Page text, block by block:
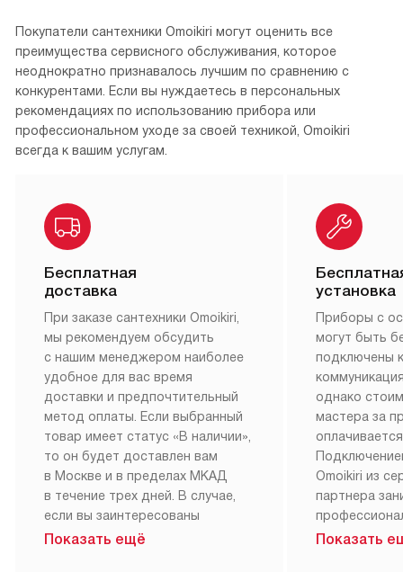
Покупатели сантехники Omoikiri могут оценить все
преимущества сервисного обслуживания, которое
неоднократно признавалось лучшим по сравнению с
конкурентами. Если вы нуждаетесь в персональных
рекомендациях по использованию прибора или
профессиональном уходе за своей техникой, Omoikiri
всегда к вашим услугам.
Бесплатная
доставка
При заказе сантехники Omoikiri,
мы рекомендуем обсудить
с нашим менеджером наиболее
удобное для вас время
доставки и предпочтительный
метод оплаты. Если выбранный
товар имеет статус «В наличии»,
то он будет доставлен вам
в Москве и в пределах МКАД
в течение трех дней. В случае,
если вы заинтересованы
в товаре, который доступен
Показать ещё
установка
Приборы с
могут быть
подключены
однако
мастера за
Omoikiri из
партнера
Наш сервис
Показать